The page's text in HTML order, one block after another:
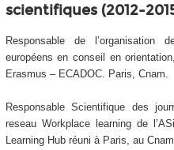
scientifiques (2012-
Responsable de l’organisation
européens en conseil en
Erasmus – ECADOC. Paris, Cnam.
Responsable Scientifique des
reseau Workplace learning de
Learning Hub réuni à Paris, au